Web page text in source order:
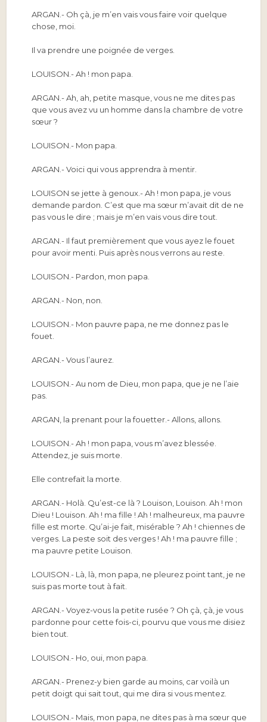
ARGAN.- Oh çà, je m’en vais vous faire voir quelque
chose, moi.
Il va prendre une poignée de verges.
LOUISON.-Ah ! mon papa.
ARGAN.-Ah, ah, petite masque, vous ne me dites pas
que vous avez vu un homme dans la chambre de votre
sœur ?
LOUISON.- Mon papa.
ARGAN.-Voici qui vous apprendra à mentir.
LOUISON se jette à genoux.-Ah ! mon papa, je vous
demande pardon. C’est que ma sœur m’avait dit de ne
pas vous le dire ; mais je m’en vais vous dire tout.
ARGAN.- Il faut premièrement que vous ayez le fouet
pour avoir menti. Puis après nous verrons au reste.
LOUISON.- Pardon, mon papa.
ARGAN.- Non, non.
LOUISON.- Mon pauvre papa, ne me donnez pas le
fouet.
ARGAN.-Vous l’aurez.
LOUISON.-Au nom de Dieu, mon papa, que je ne l’aie
pas.
ARGAN, la prenant pour la fouetter.-Allons, allons.
LOUISON.-Ah ! mon papa, vous m’avez blessée.
Attendez, je suis morte.
Elle contrefait la morte.
ARGAN.- Holà. Qu’est-ce là ? Louison, Louison. Ah ! mon
Dieu ! Louison. Ah ! ma fille ! Ah ! malheureux, ma pauvre
fille est morte. Qu’ai-je fait, misérable ? Ah ! chiennes de
verges. La peste soit des verges ! Ah ! ma pauvre fille ;
ma pauvre petite Louison.
LOUISON.- Là, là, mon papa, ne pleurez point tant, je ne
suis pas morte tout à fait.
ARGAN.-Voyez-vous la petite rusée ? Oh çà, çà, je vous
pardonne pour cette fois-ci, pourvu que vous me disiez
bien tout.
LOUISON.- Ho, oui, mon papa.
ARGAN.- Prenez-y bien garde au moins, car voilà un
petit doigt qui sait tout, qui me dira si vous mentez.
LOUISON.- Mais, mon papa, ne dites pas à ma sœur que